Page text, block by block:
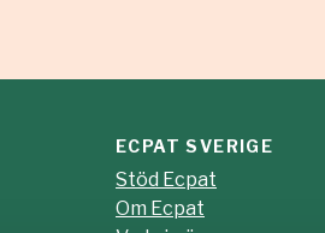
ECPAT SVERIGE
Stöd Ecpat
Om Ecpat